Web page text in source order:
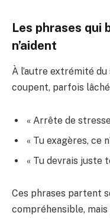
Les phrases qui
n’aident
À l’autre extrémité
coupent, parfois
« Arrête de
« Tu exagères, ce
« Tu devrais juste
Ces phrases partent
compréhensible,